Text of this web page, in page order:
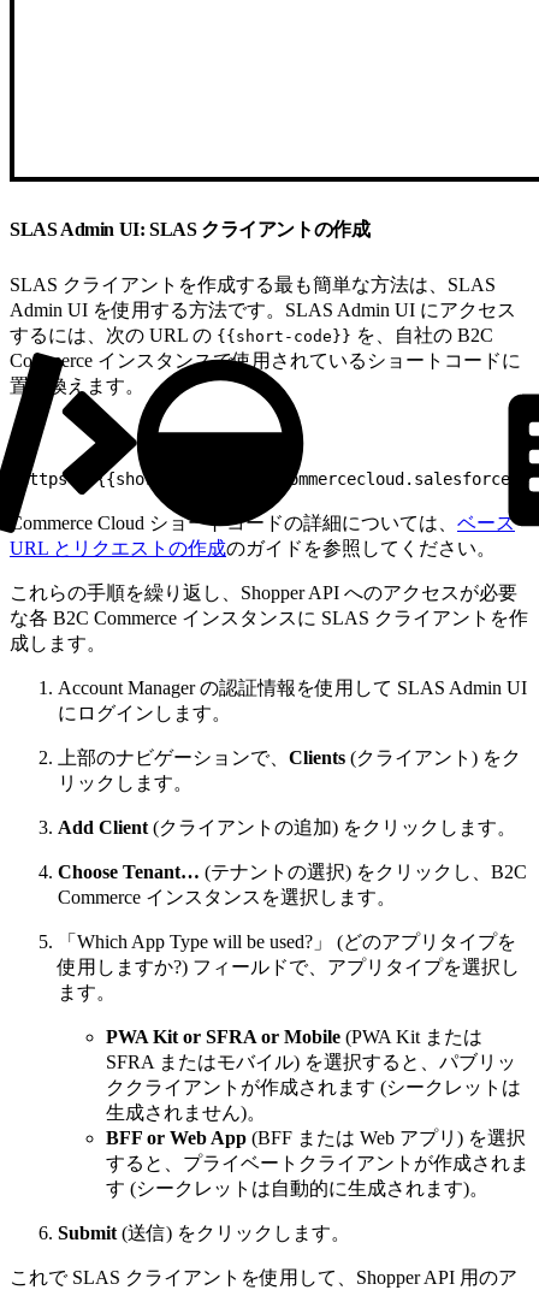
SLAS Admin UI: SLAS クライアントの作成
SLAS クライアントを作成する最も簡単な方法は、SLAS
Admin UI を使用する方法です。SLAS Admin UI にアクセス
するには、次の URL の {{short-code}} を、自社の B2C
Commerce インスタンスで使用されているショートコードに
置き換えます。
https://{{short-
Commerce Cloud ショートコードの詳細については、 ベース
URL とリクエストの作成のガイドを参照してください。
これらの手順を繰り返し、Shopper API へのアクセスが必要
な各 B2C Commerce インスタンスに SLAS クライアントを作
成します。
Account Manager の認証情報を使用して SLAS Admin UI
にログインします。
上部のナビゲーションで、 Clients (クライアント) をク
リックします。
Add Client (クライアントの追加) をクリックします。
Choose Tenant… (テナントの選択) をクリックし、B2C
Commerce インスタンスを選択します。
「Which App Type will be used?」 (どのアプリタイプを
使用しますか?) フィールドで、アプリタイプを選択し
ます。
PWA Kit or SFRA or Mobile (PWA Kit または
SFRA またはモバイル) を選択すると、パブリッ
ククライアントが作成されます (シークレットは
生成されません)。
BFF or Web App (BFF または Web アプリ) を選択
すると、プライベートクライアントが作成されま
す (シークレットは自動的に生成されます)。
Submit (送信) をクリックします。
これで SLAS クライアントを使用して、Shopper API 用のア